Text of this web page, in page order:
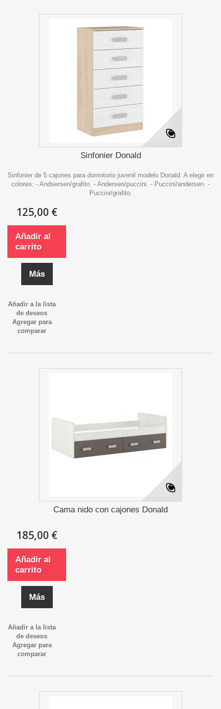
Sinfonier Donald
Sinfonier de 5 cajones para dormitorio juvenil modelo Donald. A elegir en
colores: - Andsersen/grafito. - Andersen/puccini. - Puccini/andersen. -
Puccini/grafito.
125,00 €
Añadir al
carrito
Más
Añadir a la lista
de deseos
Agregar para
comparar
Cama nido con cajones Donald
185,00 €
Añadir al
carrito
Más
Añadir a la lista
de deseos
Agregar para
comparar